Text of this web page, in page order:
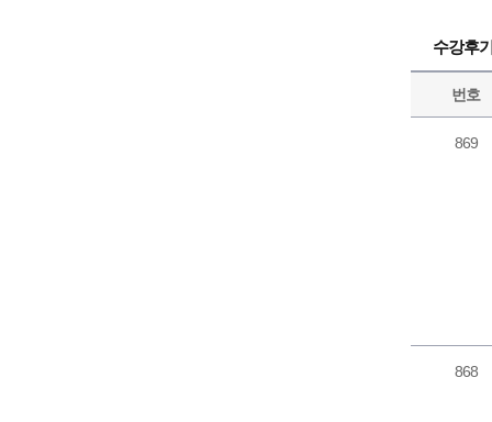
수강후
번호
869
868